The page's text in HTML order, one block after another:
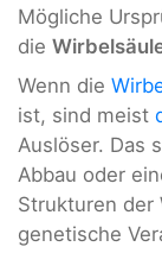
Mögliche
die
Wenn die
ist, sind meist
Auslöser. Das
Abbau oder
Strukturen der
genetische